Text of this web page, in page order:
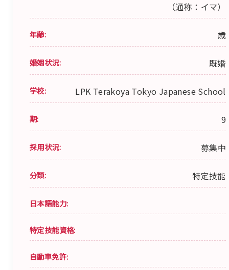
（通称：イマ）
年齢: 歳
婚姻状況: 既婚
学校: LPK Terakoya Tokyo Japanese School
期: 9
採用状況: 募集中
分類: 特定技能
日本語能力:
特定技能資格:
自動車免許: